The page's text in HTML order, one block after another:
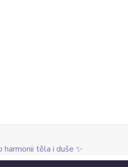
těla i duše ✨